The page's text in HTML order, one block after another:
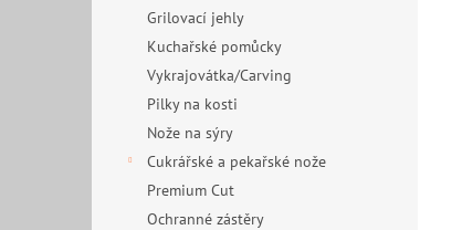
Grilovací jehly
Kuchařské pomůcky
Vykrajovátka/Carving
Pilky na kosti
Nože na sýry
Cukrářské a pekařské nože
Premium Cut
Ochranné zástěry